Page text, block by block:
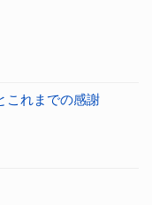
これまでの感謝